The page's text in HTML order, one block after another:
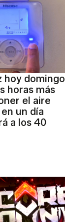
hoy domingo
horas más
el aire
un día
a los 40